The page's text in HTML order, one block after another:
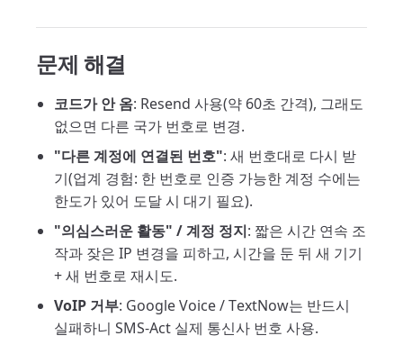
문제 해결
코드가 안 옴: Resend 사용(약 60초 간격), 그래도
없으면 다른 국가 번호로 변경.
"다른 계정에 연결된 번호": 새 번호대로 다시 받
기(업계 경험: 한 번호로 인증 가능한 계정 수에는
한도가 있어 도달 시 대기 필요).
"의심스러운 활동" / 계정 정지: 짧은 시간 연속 조
작과 잦은 IP 변경을 피하고, 시간을 둔 뒤 새 기기
+ 새 번호로 재시도.
VoIP 거부: Google Voice / TextNow는 반드시
실패하니 SMS-Act 실제 통신사 번호 사용.